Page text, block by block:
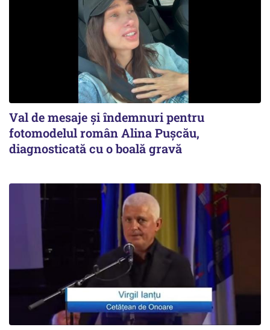
Val de mesaje și îndemnuri pentru
fotomodelul român Alina Pușcău,
diagnosticată cu o boală gravă